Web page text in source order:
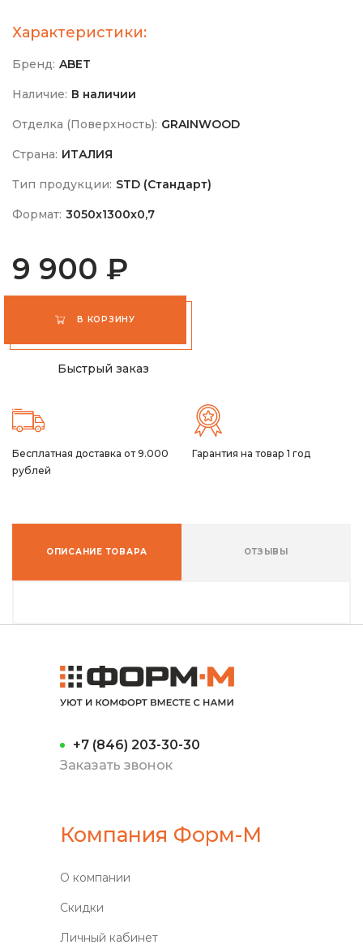
Характеристики:
Бренд: ABET
Наличие: В наличии
Отделка (Поверхность): GRAINWOOD
Страна: ИТАЛИЯ
Тип продукции: STD (Стандарт)
Формат: 3050х1300х0,7
9 900 ₽
В КОРЗИНУ
Быстрый заказ
Бесплатная доставка от 9.000
рублей
Гарантия на товар 1 год
ОПИСАНИЕ ТОВАРА ОТЗЫВЫ
+7 (846) 203-30-30
Заказать звонок
Компания Форм-М
О компании
Скидки
Личный кабинет